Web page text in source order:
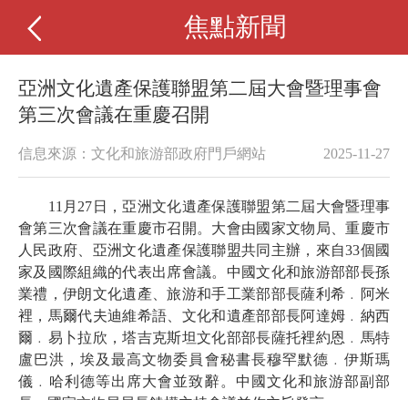
焦點新聞
亞洲文化遺產保護聯盟第二屆大會暨理事會
第三次會議在重慶召開
信息來源：文化和旅游部政府門戶網站 2025-11-27
11月27日，亞洲文化遺產保護聯盟第二屆大會暨理事
會第三次會議在重慶市召開。大會由國家文物局、重慶市
人民政府、亞洲文化遺產保護聯盟共同主辦，來自33個國
家及國際組織的代表出席會議。中國文化和旅游部部長孫
業禮，伊朗文化遺產、旅游和手工業部部長薩利希﹒阿米
裡，馬爾代夫迪維希語、文化和遺產部部長阿達姆﹒納西
爾﹒易卜拉欣，塔吉克斯坦文化部部長薩托裡約恩﹒馬特
盧巴洪，埃及最高文物委員會秘書長穆罕默德﹒伊斯瑪
儀﹒哈利德等出席大會並致辭。中國文化和旅游部副部